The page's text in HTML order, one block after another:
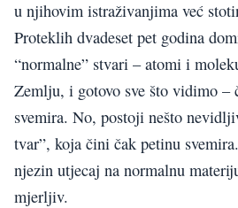
u njihovim istraživanjima već
Proteklih dvadeset pet godina
“normalne” stvari – atomi i
Zemlju, i gotovo sve što vidimo –
svemira. No, postoji nešto
tvar”, koja čini čak petinu
njezin utjecaj na normalnu
mjerljiv.